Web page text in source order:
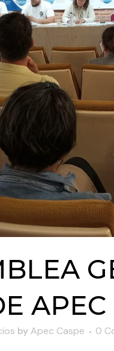
APEC
by Apec Caspe 0